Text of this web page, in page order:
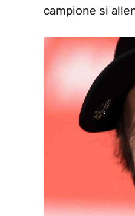
campione si